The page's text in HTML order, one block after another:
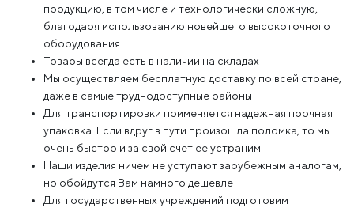
продукцию, в том числе и технологически сложную,
благодаря использованию новейшего высокоточного
оборудования
Товары всегда есть в наличии на складах
Мы осуществляем бесплатную доставку по всей стране,
даже в самые труднодоступные районы
Для транспортировки применяется надежная прочная
упаковка. Если вдруг в пути произошла поломка, то мы
очень быстро и за свой счет ее устраним
Наши изделия ничем не уступают зарубежным аналогам,
но обойдутся Вам намного дешевле
Для государственных учреждений подготовим